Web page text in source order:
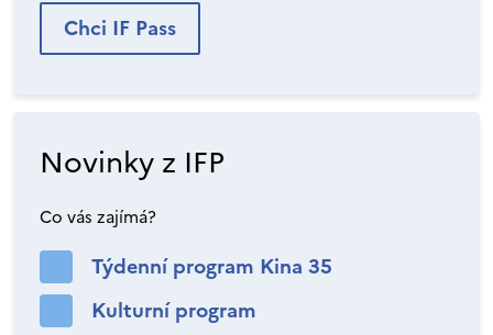
Chci IF Pass
Novinky z IFP
Co vás zajímá?
Týdenní program Kina 35
Kulturní program